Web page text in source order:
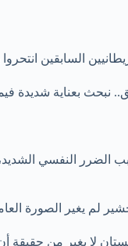
السابقين
بعناية شديدة
النفسي
لم يغير الصورة